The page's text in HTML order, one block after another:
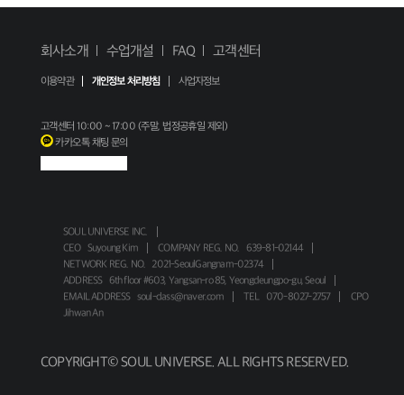
회사소개 수업개설 FAQ 고객센터
이용약관 개인정보 처리방침 사업자정보
고객센터10:00 ~ 17:00 (주말, 법정공휴일 제외)
카카오톡 채팅 문의
SOUL UNIVERSE INC.
CEO
Suyoung Kim COMPANY REG. NO.
639-81-02144
NETWORK REG. NO.
2021-SeoulGangnam-02374
ADDRESS
6th floor #603, Yangsan-ro 85, Yeongdeungpo-gu, Seoul
EMAIL ADDRESS
soul-class@naver.com TEL 070-8027-2757
CPO
Jihwan An
COPYRIGHT© SOUL UNIVERSE. ALL RIGHTS RESERVED.